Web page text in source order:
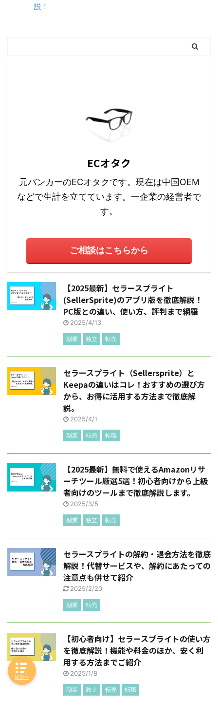
説！
ECオタク
元バンカーのECオタクです。現在は中国OEM
などで生計を立てています。一企業の経営者で
す。
ご相談はこちらから
【2025最新】セラースプライト
(SellerSprite)のアプリ版を徹底解説！
PC版との違い、使い方、評判まで網羅
2025/4/13
副業 独立 転売
セラースプライト（Sellersprite）と
Keepaの違いはコレ！おすすめの選び方
から、お得に活用する方法まで徹底解
説。
2025/4/1
副業 転売 転職
【2025最新】無料で使えるAmazonリサ
ーチツール厳選5選！初心者向けから上級
者向けのツールまで徹底解説します。
2025/3/5
副業 独立 転売
セラースプライトの解約・退会方法を徹底
解説！代替サービスや、解約にあたっての
注意点も併せて紹介
2025/2/20
副業 転売
【初心者向け】セラースプライトの使い方
を徹底解説！機能や料金のほか、安く利
用する方法までご紹介
2025/1/8
副業 独立 転売 転職
目次へ